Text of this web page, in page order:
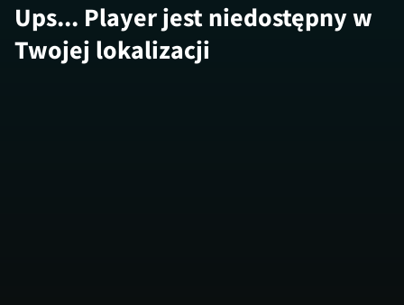
Ups... Player jest niedostępny w
Twojej lokalizacji